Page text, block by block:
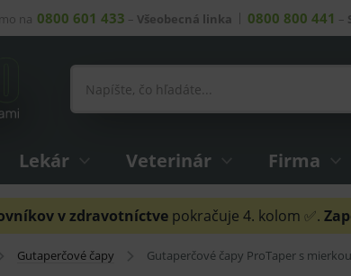
na 0800 601 433 – Všeobecná linka 0800 800 441 –
Lekár Veterinár Firma
v zdravotníctve pokračuje 4. kolom ✅.
Gutaperčové čapy Gutaperčové čapy ProTaper s